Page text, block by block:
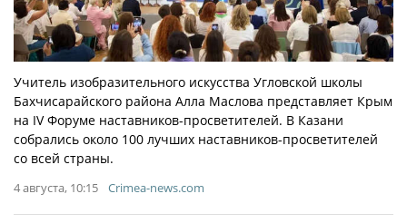
Учитель изобразительного искусства Угловской школы
Бахчисарайского района Алла Маслова представляет Крым
на IV Форуме наставников-просветителей. В Казани
собрались около 100 лучших наставников-просветителей
со всей страны.
4 августа, 10:15 Crimea-news.com